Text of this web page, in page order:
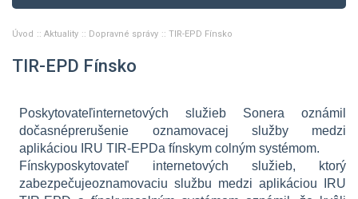
Úvod Aktuality Dopravné správy TIR-EPD Fínsko
TIR-EPD Fínsko
Poskytovateľinternetových služieb Sonera oznámil
dočasnéprerušenie oznamovacej služby medzi
aplikáciou IRU TIR-EPDa fínskym colným systémom.
Fínskyposkytovateľ internetových služieb, ktorý
zabezpečujeoznamovaciu službu medzi aplikáciou IRU